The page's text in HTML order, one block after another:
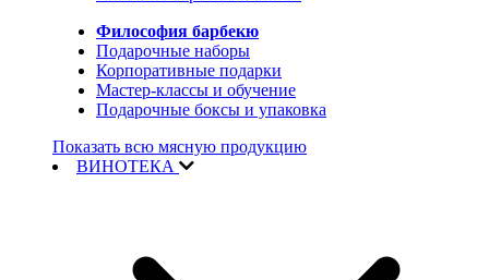
Философия барбекю
Подарочные наборы
Корпоративные подарки
Мастер-классы и обучение
Подарочные боксы и упаковка
Показать всю мясную продукцию
ВИНОТЕКА